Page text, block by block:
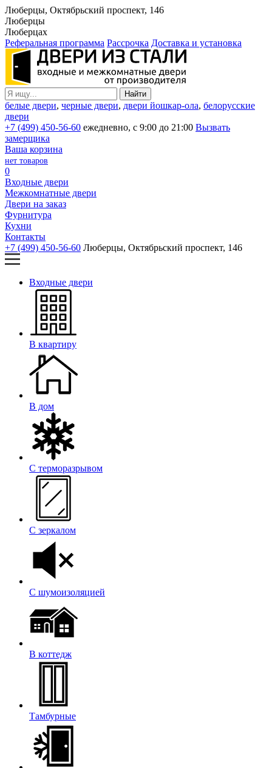
Люберцы, Октябрьский проспект, 146
Люберцы
Люберцах
Реферальная программа Рассрочка Доставка и установка
белые двери, черные двери, двери йошкар-ола, белорусские
двери
+7 (499) 450-56-60 ежедневно, с 9:00 до 21:00 Вызвать
замерщика
Ваша корзина
нет товаров
0
Входные двери
Межкомнатные двери
Двери на заказ
Фурнитура
Кухни
Контакты
+7 (499) 450-56-60 Люберцы, Октябрьский проспект, 146
Входные двери
В квартиру
В дом
С терморазрывом
С зеркалом
С шумоизоляцией
В коттедж
Тамбурные